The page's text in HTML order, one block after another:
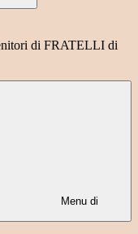
di FRATELLI di
Menu di